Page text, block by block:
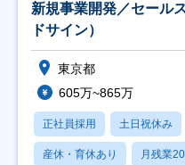
新規事業開発／セール
ドサイン）
東京都
605万~865万
正社員採用 土日祝休み
産休・育休あり 月残業